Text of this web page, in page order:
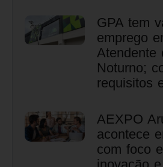
GPA tem
emprego
Atendente
Noturno;
requisitos
AEXPO
acontece
com foco